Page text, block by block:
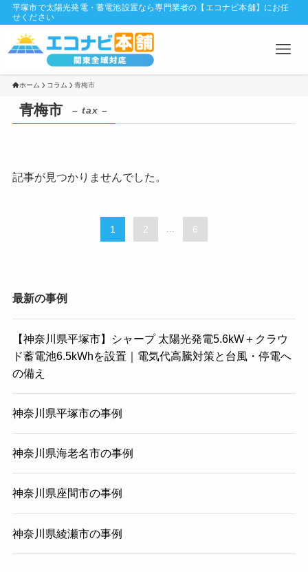
平塚市で太陽光発電・蓄電池設置なら専門業者の【エコナビ本舗】にお任
せください
ホーム コラム 青梅市
青梅市 – tax –
記事が見つかりませんでした。
1 2 6
最新の事例
【神奈川県平塚市】シャープ 太陽光発電5.6kW＋クラウ
ド蓄電池6.5kWhを設置｜電気代高騰対策と台風・停電へ
の備え
神奈川県平塚市の事例
神奈川県海老名市の事例
神奈川県座間市の事例
神奈川県綾瀬市の事例